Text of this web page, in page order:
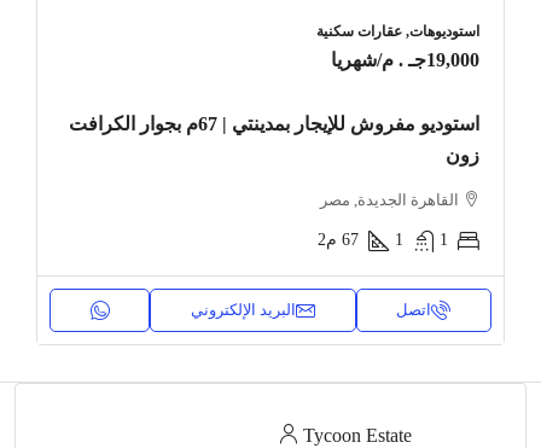
استوديوهات, عقارات سكنية
19,000جـ . م /شهريا
استوديو مفروش للإيجار بمدينتي | 67م بجوار الكرافت
زون
القاهرة الجديدة, مصر
1
1
67 م2
اتصل البريد الإلكتروني
Tycoon Estate